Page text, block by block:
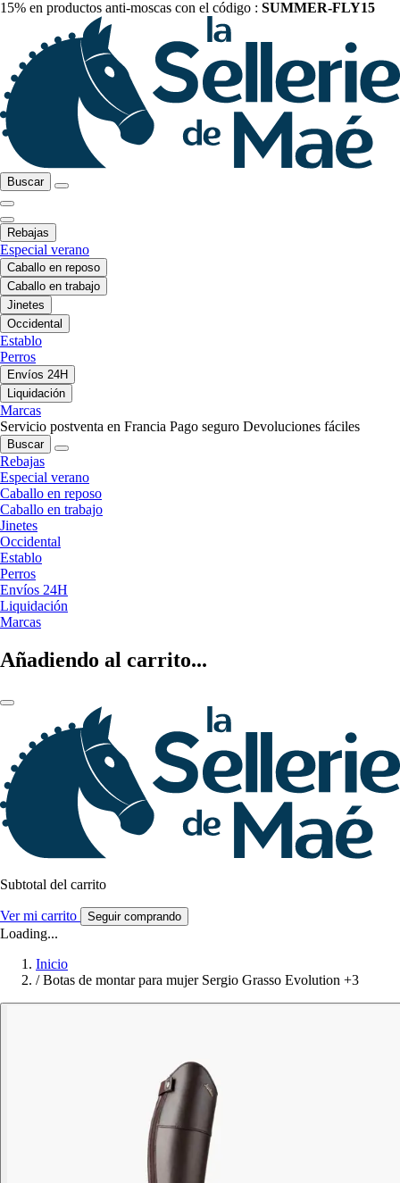
15% en productos anti-moscas con el código : SUMMER-FLY15
Buscar
Rebajas
Especial verano
Caballo en reposo
Caballo en trabajo
Jinetes
Occidental
Establo
Perros
Envíos 24H
Liquidación
Marcas
Servicio postventa en Francia Pago seguro Devoluciones fáciles
Buscar
Rebajas
Especial verano
Caballo en reposo
Caballo en trabajo
Jinetes
Occidental
Establo
Perros
Envíos 24H
Liquidación
Marcas
Añadiendo al carrito...
Subtotal del carrito
Ver mi carrito Seguir comprando
Loading...
Inicio
/ Botas de montar para mujer Sergio Grasso Evolution +3